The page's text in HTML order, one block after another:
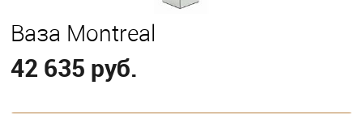
Ваза Montreal
42 635 руб.